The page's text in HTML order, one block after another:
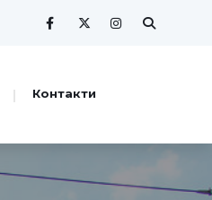
Контакти